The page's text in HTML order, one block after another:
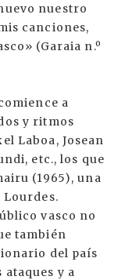
nuestro
canciones,
(Garaia n.º
a
y ritmos
Laboa, Josean
etc., los que
(1965), una
Lourdes.
vasco no
también
del país
y a